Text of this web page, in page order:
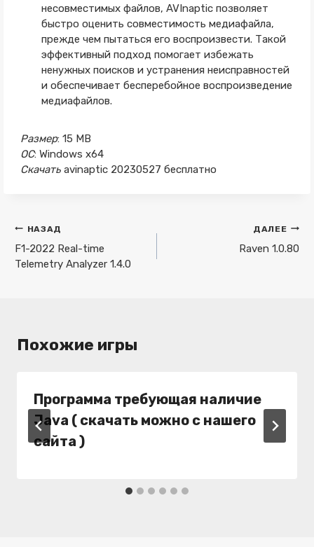
несовместимых файлов, AVInaptic позволяет
быстро оценить совместимость медиафайла,
прежде чем пытаться его воспроизвести. Такой
эффективный подход помогает избежать
ненужных поисков и устранения неисправностей
и обеспечивает бесперебойное воспроизведение
медиафайлов.
Размер: 15 MB
ОС: Windows x64
Скачать avinaptic 20230527 бесплатно
Навигация
по
записям
НАЗАД
F1-2022 Real-time
Telemetry Analyzer 1.4.0
ДАЛЕЕ
Raven 1.0.80
Похожие игры
Программа требующая наличие
Java ( скачать можно с нашего
сайта )